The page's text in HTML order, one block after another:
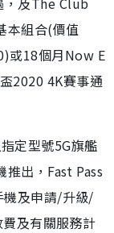
本組合(價值
或18個月Now E
2020 4K賽事通
定型號5G旗艦
出，Fast Pass
機及申請/升級/
及有關服務計